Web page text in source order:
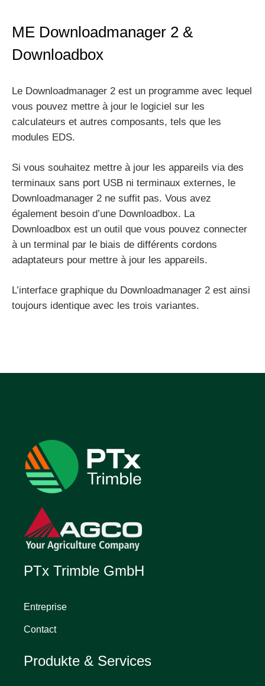
ME Downloadmanager 2 &
Downloadbox
Le Downloadmanager 2 est un programme avec lequel
vous pouvez mettre à jour le logiciel sur les
calculateurs et autres composants, tels que les
modules EDS.
Si vous souhaitez mettre à jour les appareils via des
terminaux sans port USB ni terminaux externes, le
Downloadmanager 2 ne suffit pas. Vous avez
également besoin d’une Downloadbox. La
Downloadbox est un outil que vous pouvez connecter
à un terminal par le biais de différents cordons
adaptateurs pour mettre à jour les appareils.
L’interface graphique du Downloadmanager 2 est ainsi
toujours identique avec les trois variantes.
PTx Trimble GmbH
Entreprise
Contact
Produkte & Services